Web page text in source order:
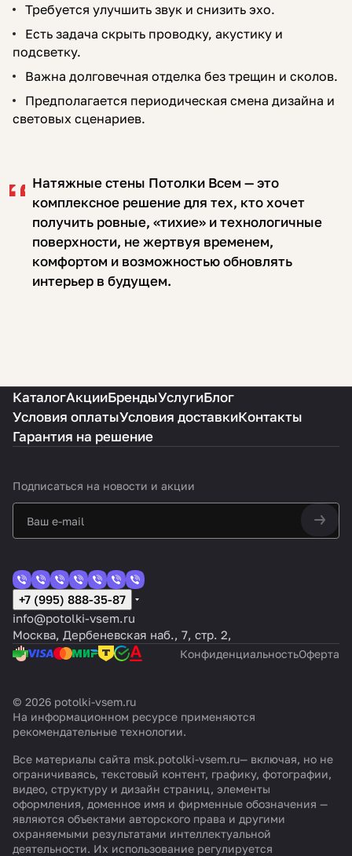
Требуется улучшить звук и снизить эхо.
Есть задача скрыть проводку, акустику и
подсветку.
Важна долговечная отделка без трещин и сколов.
Предполагается периодическая смена дизайна и
световых сценариев.
Натяжные стены Потолки Всем — это
комплексное решение для тех, кто хочет
получить ровные, «тихие» и технологичные
поверхности, не жертвуя временем,
комфортом и возможностью обновлять
интерьер в будущем.
КаталогАкцииБрендыУслугиБлог
Условия оплатыУсловия доставкиКонтакты
Гарантия на решение
Подписаться на новости и акции
+7 (995) 888-35-87
info@potolki-vsem.ru
Москва, Дербеневская наб., 7, стр. 2,
КонфиденциальностьОферта
© 2026 potolki-vsem.ru
На информационном ресурсе применяются
рекомендательные технологии.
Все материалы сайта msk.potolki-vsem.ru— включая, но не
ограничиваясь, текстовый контент, графику, фотографии,
видео, структуру и дизайн страниц, элементы
оформления, доменное имя и фирменные обозначения —
являются объектами авторского права и другими
охраняемыми результатами интеллектуальной
деятельности. Их использование регулируется